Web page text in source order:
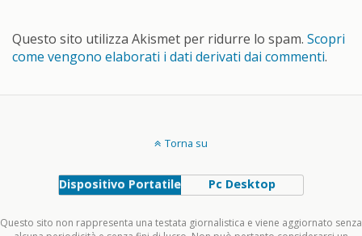
Questo sito utilizza Akismet per ridurre lo spam. Scopri
come vengono elaborati i dati derivati dai commenti.
Torna su
Dispositivo Portatile Pc Desktop
Questo sito non rappresenta una testata giornalistica e viene aggiornato senza